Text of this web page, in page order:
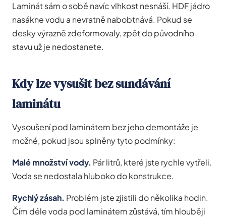
Laminát sám o sobě navíc vlhkost nesnáší. HDF jádro
nasákne vodu a nevratně nabobtnává. Pokud se
desky výrazně zdeformovaly, zpět do původního
stavu už je nedostanete.
Kdy lze vysušit bez sundávání
laminátu
Vysoušení pod laminátem bez jeho demontáže je
možné, pokud jsou splněny tyto podmínky:
Malé množství vody. Pár litrů, které jste rychle vytřeli.
Voda se nedostala hluboko do konstrukce.
Rychlý zásah. Problém jste zjistili do několika hodin.
Čím déle voda pod laminátem zůstává, tím hlouběji